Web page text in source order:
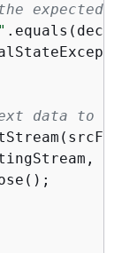
expected
data to